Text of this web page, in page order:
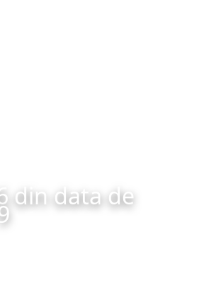
din data de